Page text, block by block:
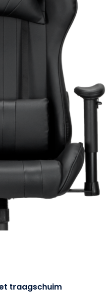
traagschuim